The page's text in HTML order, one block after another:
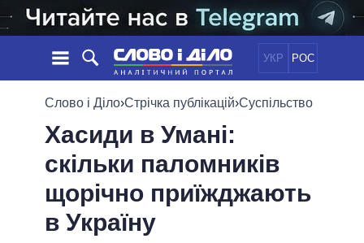
УКР РОС
НОВИНИ
СТРІЧКА
ПОДІЇ
СТАТТІ
ДУМКИ
ОГЛЯДИ
ПОЛІТИКА
ЕКОНОМІКА
СУСПІЛЬСТВО
СВІТ
ОБIЦЯНКИ
ПОЛIТИКИ
УСІ ПОЛІТИКИ
ПРЕЗИДЕНТ І ОФІС
ІНФОГРАФІКА
Слово і Діло›Стрічка публікацій›Суспільство
Хасиди в Умані:
скільки паломників
щорічно приїжджають
в Україну